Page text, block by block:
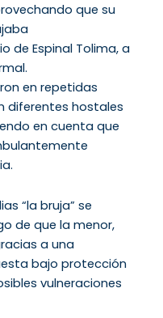
que su
de Espinal Tolima, a
en repetidas
diferentes hostales
en cuenta que
“la bruja” se
de que la menor,
a una
bajo protección
vulneraciones